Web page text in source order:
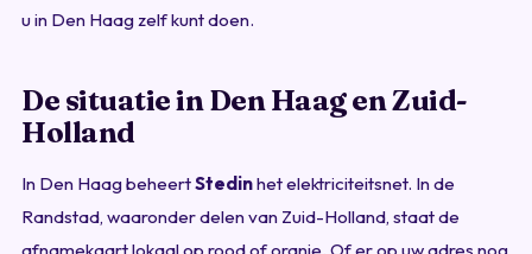
u in Den Haag zelf kunt doen.
De situatie in Den Haag en Zuid-
Holland
In Den Haag beheertStedinhet elektriciteitsnet. In de
Randstad, waaronder delen van Zuid-Holland, staat de